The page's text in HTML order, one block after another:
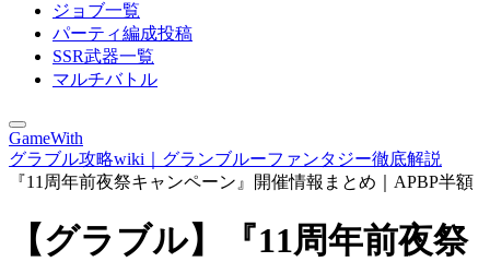
ジョブ一覧
パーティ編成投稿
SSR武器一覧
マルチバトル
GameWith
グラブル攻略wiki｜グランブルーファンタジー徹底解説
『11周年前夜祭キャンペーン』開催情報まとめ｜APBP半額
【グラブル】『11周年前夜祭